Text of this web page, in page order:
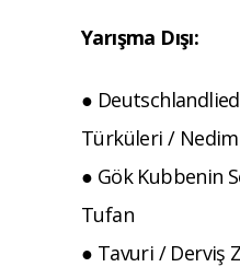
Yarışma Dışı:
●
Türküleri /
● Gök Kubbenin
Tufan
● Tavuri / Derviş